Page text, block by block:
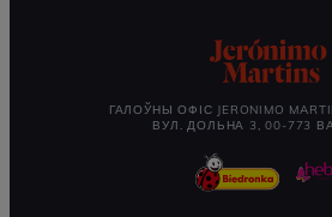
ГАЛОЎНЫ ОФІС JERONIMO
ВУЛ. ДОЛЬНА 3, 00-773